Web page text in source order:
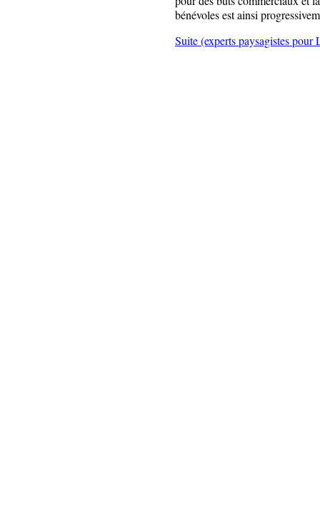
bénévoles est ainsi
Suite (experts paysagistes pour